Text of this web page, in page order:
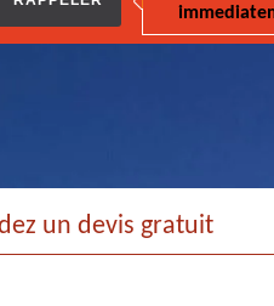
un devis gratuit